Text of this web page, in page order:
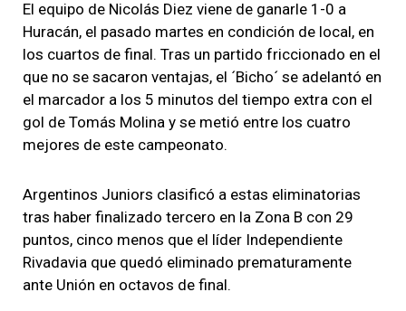
El equipo de Nicolás Diez viene de ganarle 1-0 a
Huracán, el pasado martes en condición de local, en
los cuartos de final. Tras un partido friccionado en el
que no se sacaron ventajas, el ´Bicho´ se adelantó en
el marcador a los 5 minutos del tiempo extra con el
gol de Tomás Molina y se metió entre los cuatro
mejores de este campeonato.
Argentinos Juniors clasificó a estas eliminatorias
tras haber finalizado tercero en la Zona B con 29
puntos, cinco menos que el líder Independiente
Rivadavia que quedó eliminado prematuramente
ante Unión en octavos de final.